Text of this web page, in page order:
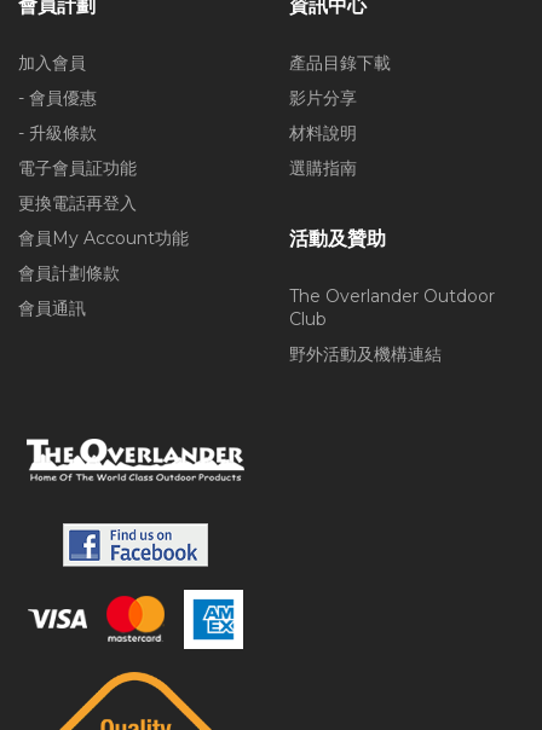
會員計劃
加入會員
- 會員優惠
- 升級條款
電子會員証功能
更換電話再登入
會員My Account功能
會員計劃條款
會員通訊
資訊中心
產品目錄下載
影片分享
材料說明
選購指南
活動及贊助
The Overlander Outdoor
Club
野外活動及機構連結